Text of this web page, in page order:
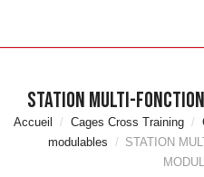
Aquaboxe
Rangement Piscine
MATÉRIELS DE
MUSCULATION
STATION MULTI-
Accueil Cages Cross Training
modulables
STATION